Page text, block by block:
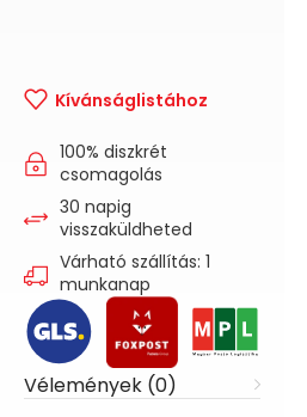
Kívánságlistához
100% diszkrét
csomagolás
30 napig
visszaküldheted
Várható szállítás: 1
munkanap
Vélemények (0)